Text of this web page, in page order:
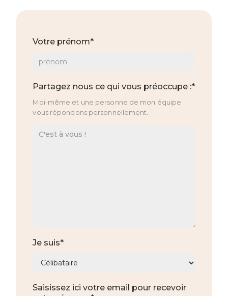
Votre prénom*
Partagez nous ce qui vous préoccupe :*
Moi-même et une personne de mon équipe
vous répondons personnellement.
Je suis*
Saisissez ici votre email pour recevoir